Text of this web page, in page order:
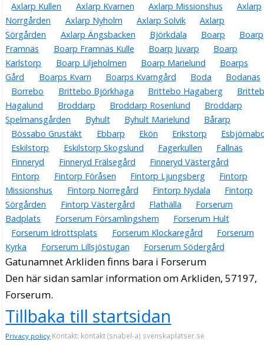
Axlarp Kullen
Axlarp Kvarnen Axlarp Missionshus
Axlarp
Norrgården
Axlarp Nyholm Axlarp Solvik
Axlarp
Sörgården
Axlarp Ängsbacken Björkdala Boarp
Boarp
Framnäs
Boarp Framnäs Kulle Boarp Juvarp
Boarp
Karlstorp
Boarp Liljeholmen Boarp Marielund
Boarps
Gård
Boarps Kvarn Boarps Kvarngård Boda
Bodanäs
Borrebo
Brittebo Björkhaga Brittebo Hagaberg
Hagalund
Broddarp Broddarp Rosenlund
Broddarp
Spelmansgården
Byhult Byhult Marielund
Bårarp
Bössabo Grustäkt
Ebbarp Ekön Erikstorp
Eskilstorp
Eskilstorp Skogslund Fagerkullen
Fallnäs
Finneryd
Finneryd Frälsegård
Finneryd Västergård
Fintorp
Fintorp Föråsen Fintorp Ljungsberg
Fintorp
Missionshus
Fintorp Norregård Fintorp Nydala
Fintorp
Sörgården
Fintorp Västergård Flathälla
Forserum
Badplats
Forserum Församlingshem
Forserum Hult
Forserum Idrottsplats
Forserum Klockaregård
Forserum
Kyrka
Forserum Lillsjöstugan Forserum Södergård
Gatunamnet Arkliden finns bara i Forserum
Den här sidan samlar information om Arkliden, 57197,
Forserum.
Tillbaka till startsidan
Privacy policy Kontakt: kontakt (snabel-a) svenskaplatser.se